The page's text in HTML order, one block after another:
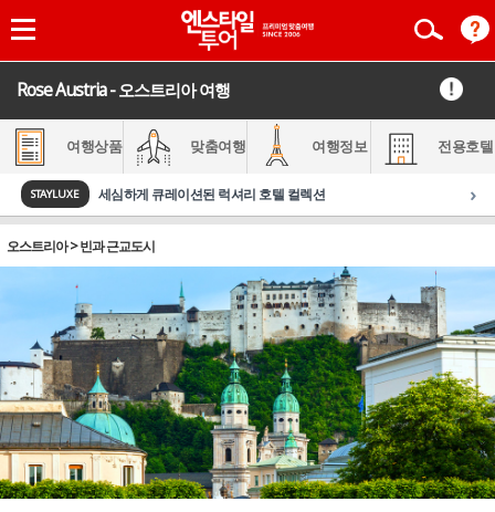
Rose Austria - 오스트리아 여행
여행상품 맞춤여행 여행정보 전용호텔
STAYLUXE 세심하게 큐레이션된 럭셔리 호텔 컬렉션 ›
오스트리아 > 빈과 근교도시